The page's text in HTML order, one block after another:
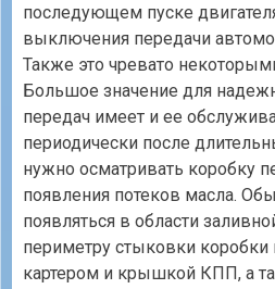
последующем пуске
выключения передачи
Также это чревато
Большое значение для
передач имеет и ее
периодически после
нужно осматривать коробку
появления потеков масла.
появляться в области
периметру стыковки
картером и крышкой КПП, а